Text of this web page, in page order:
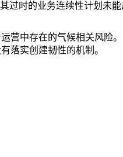
过时的业务连续性计划未能
营中存在的气候相关风险。
落实创建韧性的机制。